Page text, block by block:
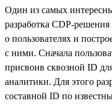
Один из самых
разработка CDP-
о пользователях и
с ними. Сначала
присвоив сквозной ID
аналитики. Для этого
составной ID по